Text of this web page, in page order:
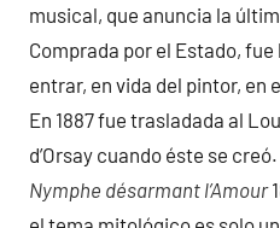
musical, que anuncia la
Comprada por el Estado,
entrar, en vida del pintor, en
En 1887 fue trasladada al
d’Orsay cuando éste se
Nymphe désarmant l’Amour